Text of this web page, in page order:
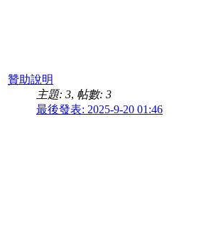
贊助說明
主題: 3, 帖數: 3
最後發表: 2025-9-20 01:46